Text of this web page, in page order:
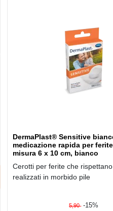
DermaPlast® Sensitive
medicazione rapida per
misura 6 x 10 cm, bianco
Cerotti per ferite che rispettano
realizzati in morbido pile
5,90 -15%